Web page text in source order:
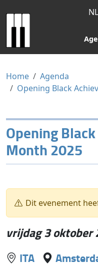
NL
Home
Agenda
Opening Black
Opening
Month 2025
Dit evenement
vrijdag 3 oktober
ITA